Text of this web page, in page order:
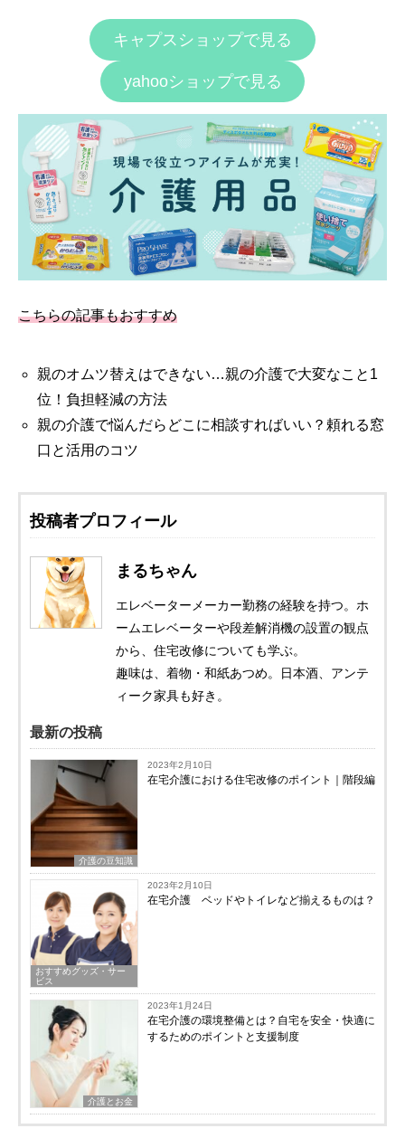
キャプスショップで見る
yahooショップで見る
こちらの記事もおすすめ
親のオムツ替えはできない…親の介護で大変なこと1
位！負担軽減の方法
親の介護で悩んだらどこに相談すればいい？頼れる窓
口と活用のコツ
投稿者プロフィール
まるちゃん
エレベーターメーカー勤務の経験を持つ。ホ
ームエレベーターや段差解消機の設置の観点
から、住宅改修についても学ぶ。
趣味は、着物・和紙あつめ。日本酒、アンテ
ィーク家具も好き。
最新の投稿
介護の豆知識
2023年2月10日
在宅介護における住宅改修のポイント｜階段編
おすすめグッズ・サー
ビス
2023年2月10日
在宅介護 ベッドやトイレなど揃えるものは？
介護とお金
2023年1月24日
在宅介護の環境整備とは？自宅を安全・快適に
するためのポイントと支援制度